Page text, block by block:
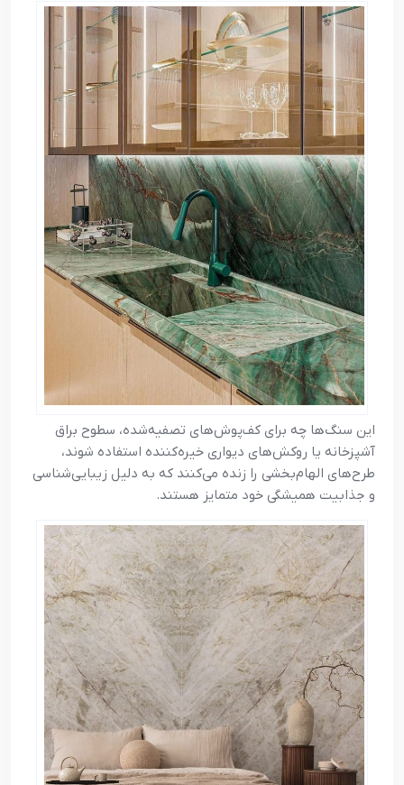
این سنگ‌ها چه برای کف‌پوش‌های تصفیه‌شده، سطوح براق
آشپزخانه یا روکش‌های دیواری خیره‌کننده استفاده شوند،
طرح‌های الهام‌بخشی را زنده می‌کنند که به دلیل زیبایی‌شناسی
و جذابیت همیشگی خود متمایز هستند.